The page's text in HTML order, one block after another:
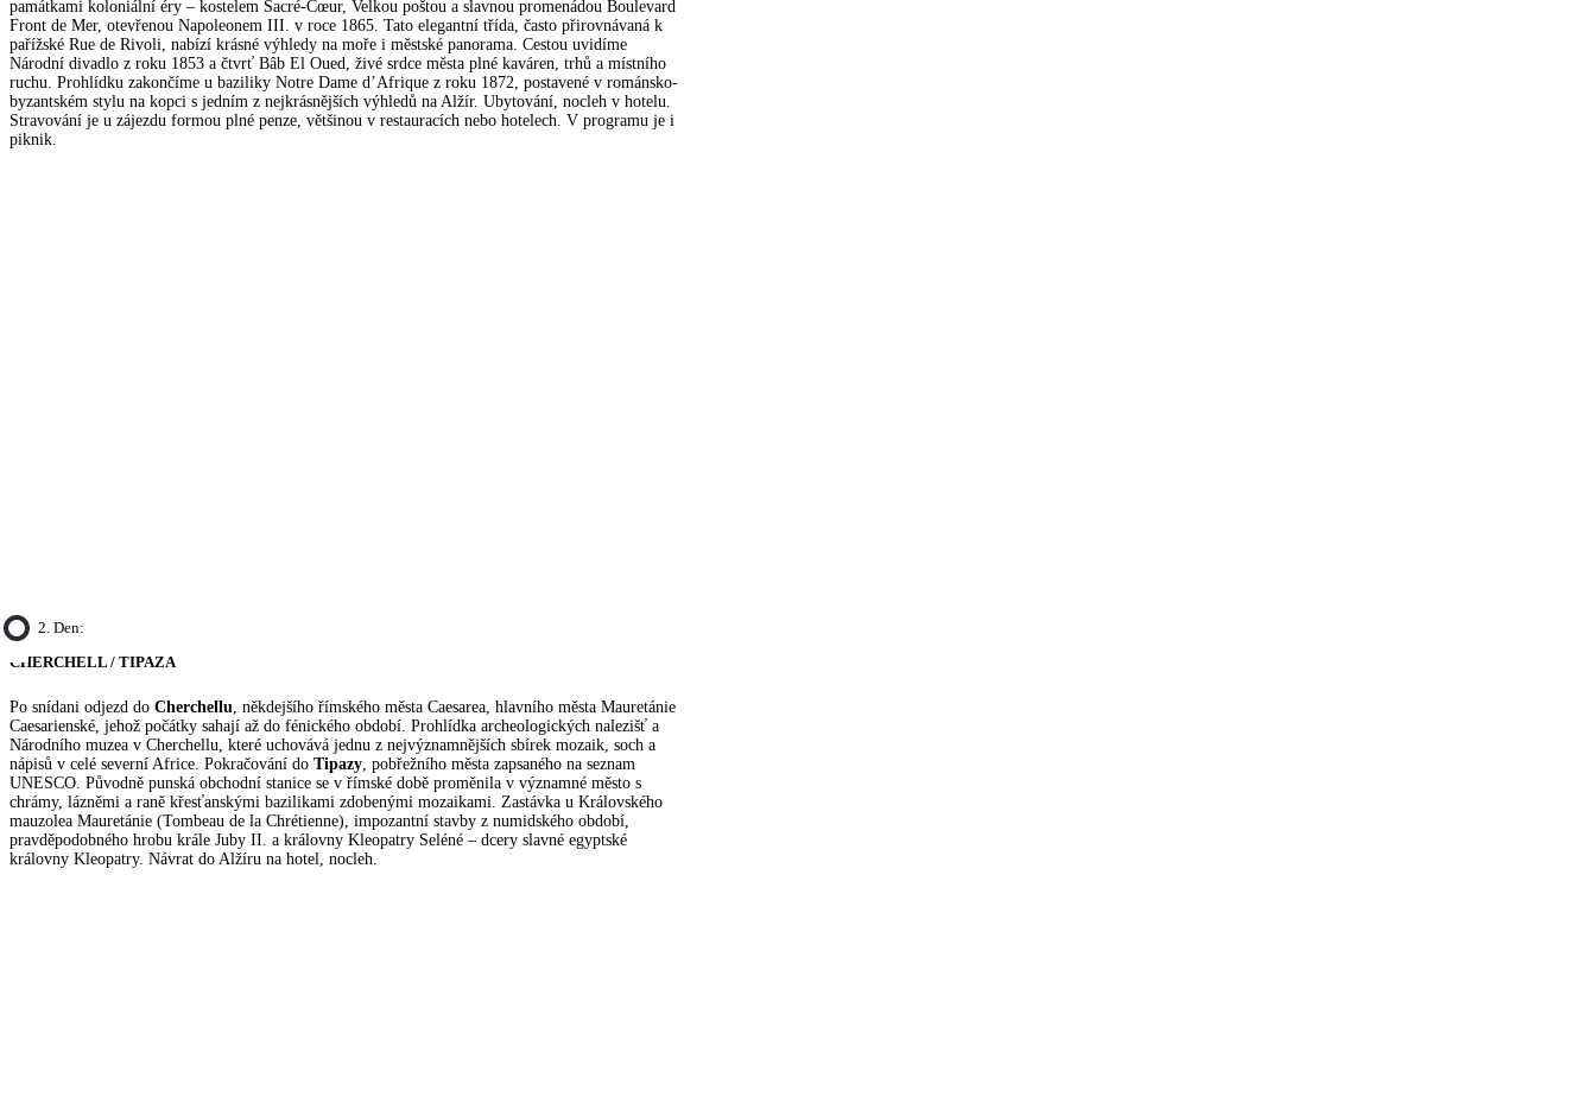
památkami koloniální éry – kostelem Sacré-Cœur, Velkou poštou a slavnou promenádou Boulevard
Front de Mer, otevřenou Napoleonem III. v roce 1865. Tato elegantní třída, často přirovnávaná k
pařížské Rue de Rivoli, nabízí krásné výhledy na moře i městské panorama. Cestou uvidíme
Národní divadlo z roku 1853 a čtvrť Bâb El Oued, živé srdce města plné kaváren, trhů a místního
ruchu. Prohlídku zakončíme u baziliky Notre Dame d’Afrique z roku 1872, postavené v románsko-
byzantském stylu na kopci s jedním z nejkrásnějších výhledů na Alžír. Ubytování, nocleh v hotelu.
Stravování je u zájezdu formou plné penze, většinou v restauracích nebo hotelech. V programu je i
piknik.
2. Den:
CHERCHELL / TIPAZA
Po snídani odjezd do Cherchellu, někdejšího římského města Caesarea, hlavního města Mauretánie
Caesarienské, jehož počátky sahají až do fénického období. Prohlídka archeologických nalezišť a
Národního muzea v Cherchellu, které uchovává jednu z nejvýznamnějších sbírek mozaik, soch a
nápisů v celé severní Africe. Pokračování do Tipazy, pobřežního města zapsaného na seznam
UNESCO. Původně punská obchodní stanice se v římské době proměnila v významné město s
chrámy, lázněmi a raně křesťanskými bazilikami zdobenými mozaikami. Zastávka u Královského
mauzolea Mauretánie (Tombeau de la Chrétienne), impozantní stavby z numidského období,
pravděpodobného hrobu krále Juby II. a královny Kleopatry Seléné – dcery slavné egyptské
královny Kleopatry. Návrat do Alžíru na hotel, nocleh.